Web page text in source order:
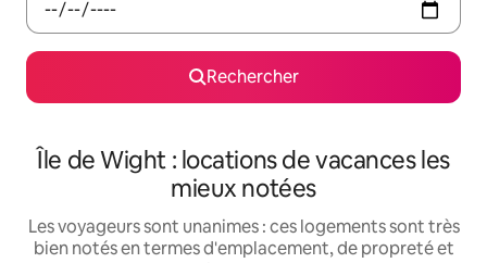
Rechercher
Île de Wight : locations de vacances les
mieux notées
Les voyageurs sont unanimes : ces logements sont très
bien notés en termes d'emplacement, de propreté et